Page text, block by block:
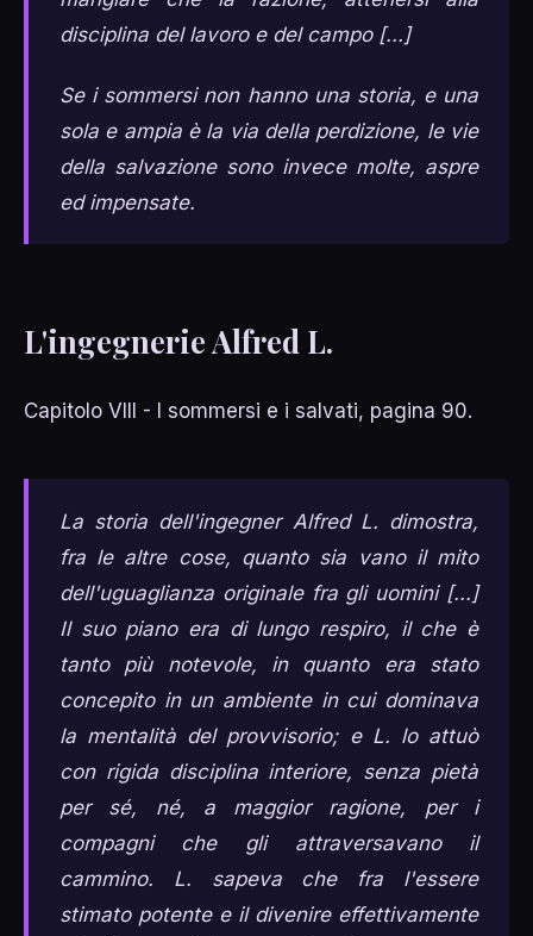
disciplina del lavoro e del campo [...]
Se i sommersi non hanno una storia, e una
sola e ampia è la via della perdizione, le vie
della salvazione sono invece molte, aspre
ed impensate.
L'ingegnerie Alfred L.
Capitolo VIII - I sommersi e i salvati, pagina 90.
La storia dell'ingegner Alfred L. dimostra,
fra le altre cose, quanto sia vano il mito
dell'uguaglianza originale fra gli uomini [...]
Il suo piano era di lungo respiro, il che è
tanto più notevole, in quanto era stato
concepito in un ambiente in cui dominava
la mentalità del provvisorio; e L. lo attuò
con rigida disciplina interiore, senza pietà
per sé, né, a maggior ragione, per i
compagni che gli attraversavano il
cammino. L. sapeva che fra l'essere
stimato potente e il divenire effettivamente